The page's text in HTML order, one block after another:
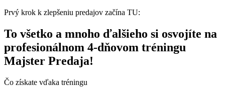
Prvý krok k zlepšeniu predajov začína TU:
To všetko a mnoho ďalšieho si osvojíte na
profesionálnom 4-dňovom tréningu
Majster Predaja!
Čo získate vďaka tréningu